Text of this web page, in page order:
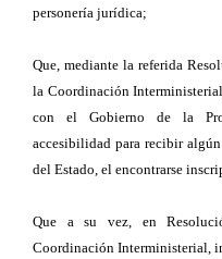
personería jurídica;
Que, mediante la referida
la Coordinación
con el Gobierno de la
accesibilidad para recibir
del Estado, el encontrarse
Que a su vez, en
Coordinación Interministerial,